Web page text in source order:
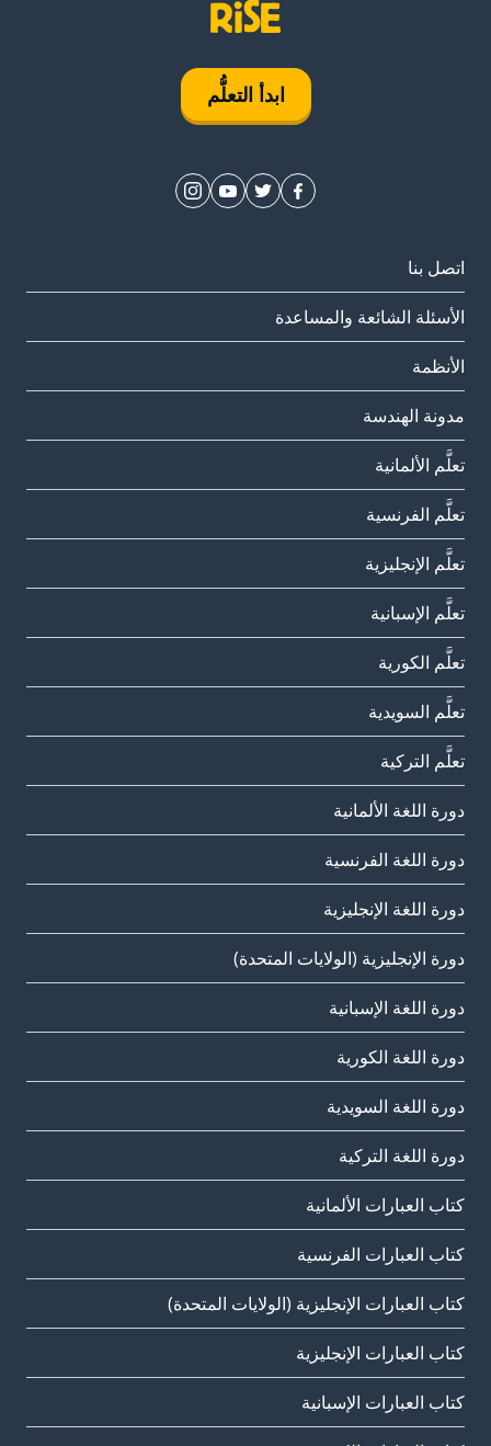
ابدأ التعلُّم
اتصل بنا
الأسئلة الشائعة والمساعدة
الأنظمة
مدونة الهندسة
تعلَّم الألمانية
تعلَّم الفرنسية
تعلَّم الإنجليزية
تعلَّم الإسبانية
تعلَّم الكورية
تعلَّم السويدية
تعلَّم التركية
دورة اللغة الألمانية
دورة اللغة الفرنسية
دورة اللغة الإنجليزية
دورة الإنجليزية (الولايات المتحدة)
دورة اللغة الإسبانية
دورة اللغة الكورية
دورة اللغة السويدية
دورة اللغة التركية
كتاب العبارات الألمانية
كتاب العبارات الفرنسية
كتاب العبارات الإنجليزية (الولايات المتحدة)
كتاب العبارات الإنجليزية
كتاب العبارات الإسبانية